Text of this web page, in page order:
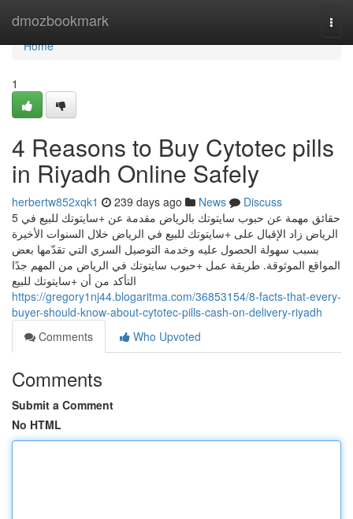
dmozbookmark
Home
Home
1
4 Reasons to Buy Cytotec pills
in Riyadh Online Safely
herbertw852xqk1 239 days ago News
Discuss
5 حقائق مهمة عن حبوب سايتوتك بالرياض مقدمة عن +سايتوتك للبيع في
الرياض زاد الإقبال على +سايتوتك للبيع في الرياض خلال السنوات الأخيرة
بسبب سهولة الحصول عليه وخدمة التوصيل السري التي تقدّمها بعض
المواقع الموثوقة. طريقة عمل +حبوب سايتوتك في الرياض من المهم جدًا
التأكد من أن +سايتوتك للبيع
https://gregory1nj44.blogaritma.com/36853154/8-facts-that-every-
buyer-should-know-about-cytotec-pills-cash-on-delivery-riyadh
Comments
Who Upvoted
Comments
Submit a Comment
No HTML